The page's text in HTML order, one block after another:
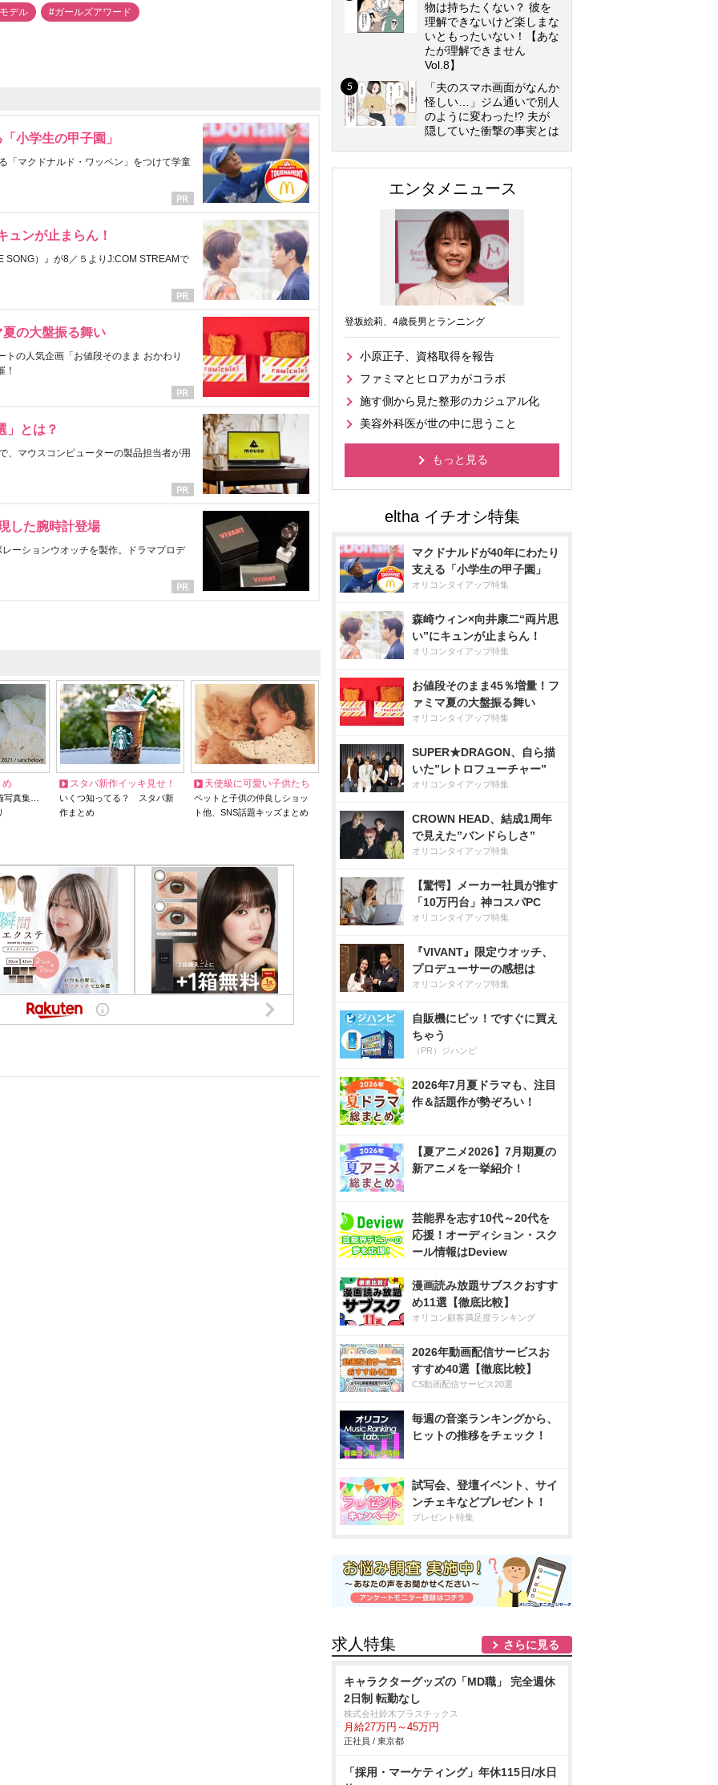
デル #ガールズアワード
小学生の甲子園」
「マクドナルド・ワッペン」をつけて学童
ュンが止まらん！
SONG）』が8／５よりJ:COM STREAMで
の大盤振る舞い
の人気企画「お値段そのまま おかわり
！
」とは？
、マウスコンピューターの製品担当者が用
した腕時計登場
ーションウオッチを製作。ドラマプロデ
め
写真集…
スタバ新作イッキ見せ！
いくつ知ってる？ スタバ新
作まとめ
天使級に可愛い子供たち
ペットと子供の仲良しショッ
ト他、SNS話題キッズまとめ
物は持ちたくない？ 彼を
理解できないけど楽しまな
いともったいない！【あな
たが理解できません
Vol.8】
「夫のスマホ画面がなんか
怪しい…」ジム通いで別人
のように変わった!? 夫が
隠していた衝撃の事実とは
エンタメニュース
登坂絵莉、4歳長男とランニング
小原正子、資格取得を報告
ファミマとヒロアカがコラボ
施す側から見た整形のカジュアル化
美容外科医が世の中に思うこと
もっと見る
マクドナルドが40年にわたり
支える「小学生の甲子園」
オリコンタイアップ特集
森崎ウィン×向井康二“両片思
い”にキュンが止まらん！
オリコンタイアップ特集
お値段そのまま45％増量！フ
ァミマ夏の大盤振る舞い
オリコンタイアップ特集
SUPER★DRAGON、自ら描
いた”レトロフューチャー”
オリコンタイアップ特集
CROWN HEAD、結成1周年
で見えた”バンドらしさ”
オリコンタイアップ特集
【驚愕】メーカー社員が推す
「10万円台」神コスパPC
オリコンタイアップ特集
『VIVANT』限定ウオッチ、
プロデューサーの感想は
オリコンタイアップ特集
自販機にピッ！ですぐに買え
ちゃう
（PR）ジハンピ
2026年7月夏ドラマも、注目
作＆話題作が勢ぞろい！
【夏アニメ2026】7月期夏の
新アニメを一挙紹介！
芸能界を志す10代～20代を
応援！オーディション・スク
ール情報はDeview
漫画読み放題サブスクおすす
め11選【徹底比較】
オリコン顧客満足度ランキング
2026年動画配信サービスお
すすめ40選【徹底比較】
CS動画配信サービス20選
毎週の音楽ランキングから、
ヒットの推移をチェック！
試写会、登壇イベント、サイ
ンチェキなどプレゼント！
プレゼント特集
求人特集 さらに見る
キャラクターグッズの「MD職」 完全週休
2日制 転勤なし
株式会社鈴木プラスチックス
月給27万円～45万円
正社員 / 東京都
「採用・マーケティング」年休115日/水日